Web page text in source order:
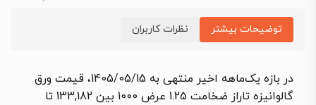
توضیحات بیشتر نظرات کاربران
در بازه یک‌ماهه اخیر منتهی به 1405/05/15،
قیمت ورق
گالوانیزه تاراز ضخامت 1.25 عرض 1000
بین 133,182 تا